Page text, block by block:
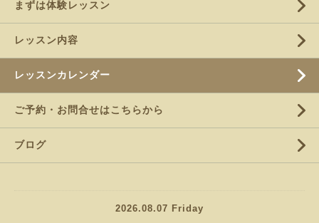
まずは体験レッスン
レッスン内容
レッスンカレンダー
ご予約・お問合せはこちらから
ブログ
2026.08.07 Friday